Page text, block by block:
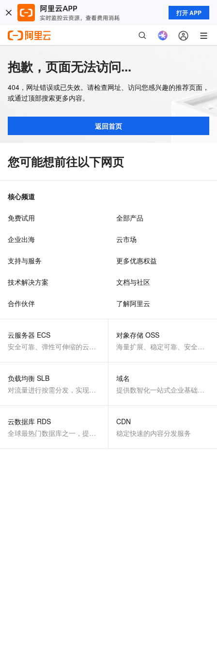
打开 APP
抱歉，页面无法访问...
404，网址错误或已失效。请检查网址、访问您感兴趣的推荐页面，
或通过顶部搜索更多内容。
返回首页
您可能想前往以下网页
核心频道
免费试用 全部产品
企业出海 云市场
支持与服务 更多优惠权益
技术解决方案 文档与社区
合作伙伴 了解阿里云
云服务器 ECS
安全可靠、弹性可伸缩的云计算服务
对象存储 OSS
海量扩展、稳定可靠、安全、低成本、智能
负载均衡 SLB
对流量进行按需分发，实现应用高可用
域名
提供数智化一站式企业基础服务
云数据库 RDS
全球最热门数据库之一，提供全托管的稳定服务
CDN
稳定快速的内容分发服务